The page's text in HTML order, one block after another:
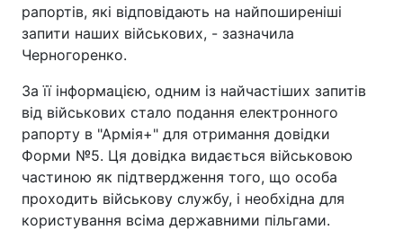
рапортів, які відповідають на найпоширеніші
запити наших військових, - зазначила
Черногоренко.
За її інформацією, одним із найчастіших запитів
від військових стало подання електронного
рапорту в "Армія+" для отримання довідки
Форми №5. Ця довідка видається військовою
частиною як підтвердження того, що особа
проходить військову службу, і необхідна для
користування всіма державними пільгами.